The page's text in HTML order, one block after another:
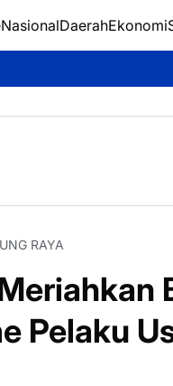
NasionalDaerahEkonomi
Dina
RAYA
Pelaku